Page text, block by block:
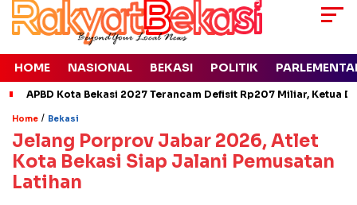
HOME NASIONAL BEKASI POLITIK
APBD Kota Bekasi 2027 Terancam Defisit Rp207 Miliar, Ketua
Home / Bekasi
Jelang Porprov Jabar 2026, Atlet
Kota Bekasi Siap Jalani Pemusatan
Latihan